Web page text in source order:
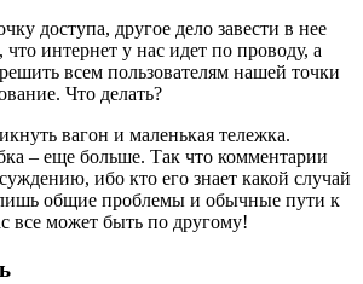
доступа, другое дело завести в нее
интернет у нас идет по проводу, а
всем пользователям нашей точки
Что делать?
вагон и маленькая тележка.
– еще больше. Так что комментарии
ибо кто его знает какой случай
общие проблемы и обычные пути к
все может быть по другому!